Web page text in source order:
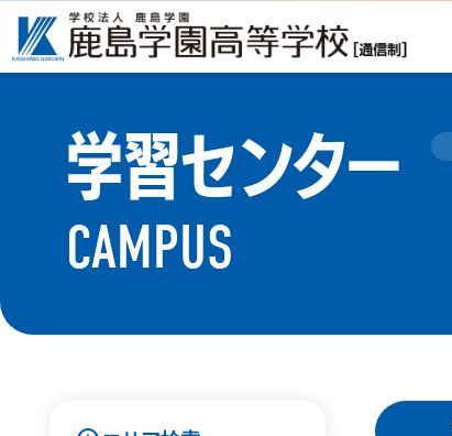
学習センター
CAMPUS